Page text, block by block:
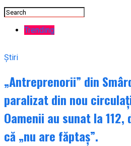
Trending
Știri
„Antreprenorii” din
paralizat din nou
Oamenii au sunat la
că „nu are făptaș”.